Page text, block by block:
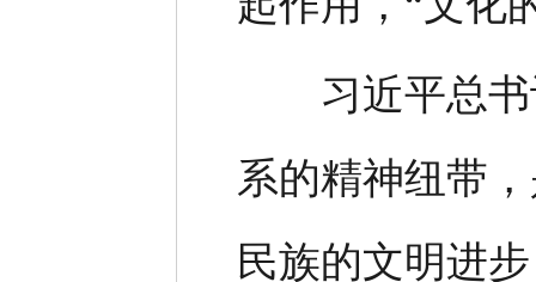
习近平总书
系的精神纽带
民族的文明进